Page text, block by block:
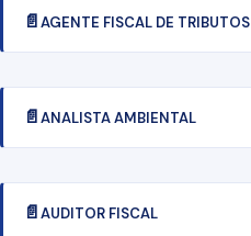
AGENTE FISCAL DE TRIBUTOS
ANALISTA AMBIENTAL
AUDITOR FISCAL